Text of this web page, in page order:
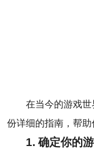
在当今的游戏
份详细的指南，帮助
1. 确定你的